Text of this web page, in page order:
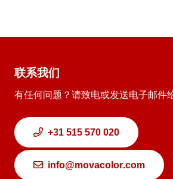
联系我们
有任何问题？请致电或发送电子邮件
+31 515 570 020
info@movacolor.com